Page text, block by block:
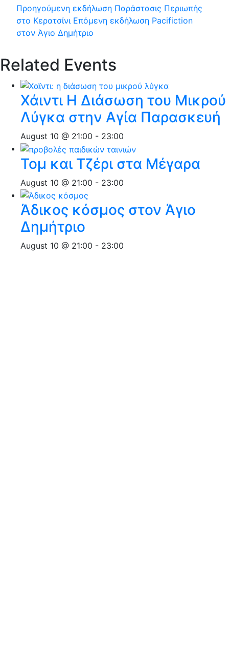
Προηγούμενη εκδήλωση Παράστασις Περιωπής
στο Κερατσίνι Επόμενη εκδήλωση Pacifiction
στον Άγιο Δημήτριο
Related Events
Χάιντι Η Διάσωση του Μικρού
Λύγκα στην Αγία Παρασκευή
August 10 @ 21:00 - 23:00
Τομ και Τζέρι στα Μέγαρα
August 10 @ 21:00 - 23:00
Άδικος κόσμος στον Άγιο
Δημήτριο
August 10 @ 21:00 - 23:00